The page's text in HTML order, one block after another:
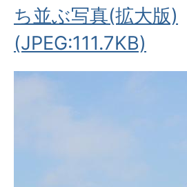
ち並ぶ写真(拡大版)
(JPEG:111.7KB)